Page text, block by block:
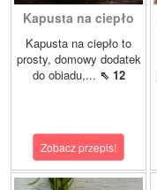
Kapusta na ciepło
Kapusta na ciepło to
prosty, domowy dodatek
do obiadu,... ⇖ 12
Zobacz przepis!